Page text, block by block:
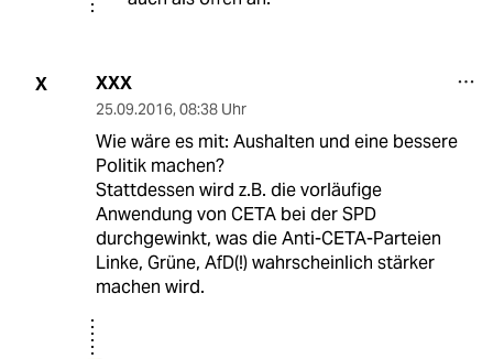
X XXX
25.09.2016, 08:38 Uhr
Wie wäre es mit: Aushalten und eine bessere
Politik machen?
Stattdessen wird z.B. die vorläufige
Anwendung von CETA bei der SPD
durchgewinkt, was die Anti-CETA-Parteien
Linke, Grüne, AfD(!) wahrscheinlich stärker
machen wird.